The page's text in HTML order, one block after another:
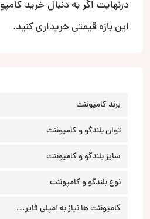
این بازه قیمتی خریداری کنید.
برند کامپوننت
توان بلندگو و کامپوننت
سایز بلندگو و کامپوننت
نوع بلندگو و کامپوننت
کامپوننت ها نیاز به آمپلی فایر...